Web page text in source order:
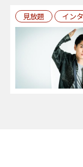
見放題 イン